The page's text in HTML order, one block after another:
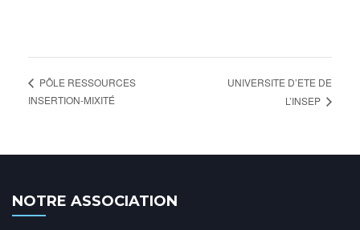
PÔLE RESSOURCES
INSERTION-MIXITÉ
UNIVERSITE D’ETE DE
L’INSEP
NOTRE ASSOCIATION